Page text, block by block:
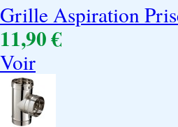
Grille Aspiration
11,90 €
Voir